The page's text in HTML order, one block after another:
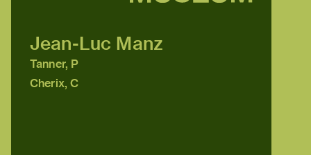
Jean-Luc Manz
Tanner, P
Cherix, C